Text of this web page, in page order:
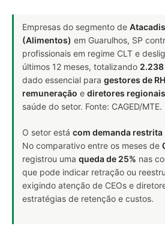
Empresas do segmento de
(Alimentos) em Guarulhos, SP
profissionais em regime CLT e
últimos 12 meses, totalizando
dado essencial para gestores de RH
remuneração e diretores regionais
saúde do setor. Fonte: CAGED/MTE.
O setor está com demanda restrita
No comparativo entre os meses de
registrou uma queda de 25% nas
que pode indicar retração ou
exigindo atenção de CEOs e
estratégias de retenção e custos.